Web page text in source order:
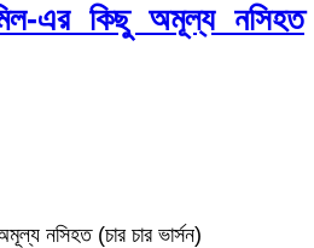
এর কিছু অমূল্য নসিহত
নসিহত (চার চার ভার্সন)